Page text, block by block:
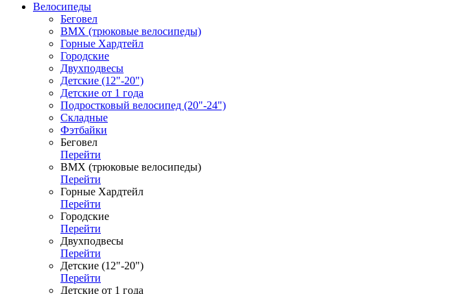
Велосипеды
Беговел
ВМХ (трюковые велосипеды)
Горные Хардтейл
Городские
Двухподвесы
Детские (12"-20")
Детские от 1 года
Подростковый велосипед (20"-24")
Складные
Фэтбайки
Беговел
Перейти
ВМХ (трюковые велосипеды)
Перейти
Горные Хардтейл
Перейти
Городские
Перейти
Двухподвесы
Перейти
Детские (12"-20")
Перейти
Детские от 1 года